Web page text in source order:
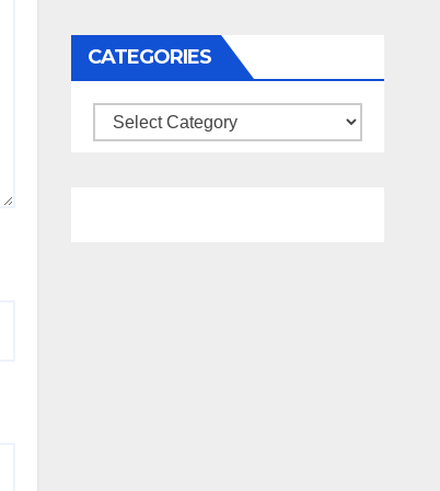
CATEGORIES
Categories